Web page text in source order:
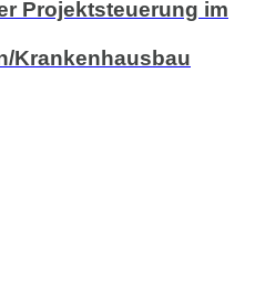
Projektsteuerung im
Krankenhausbau